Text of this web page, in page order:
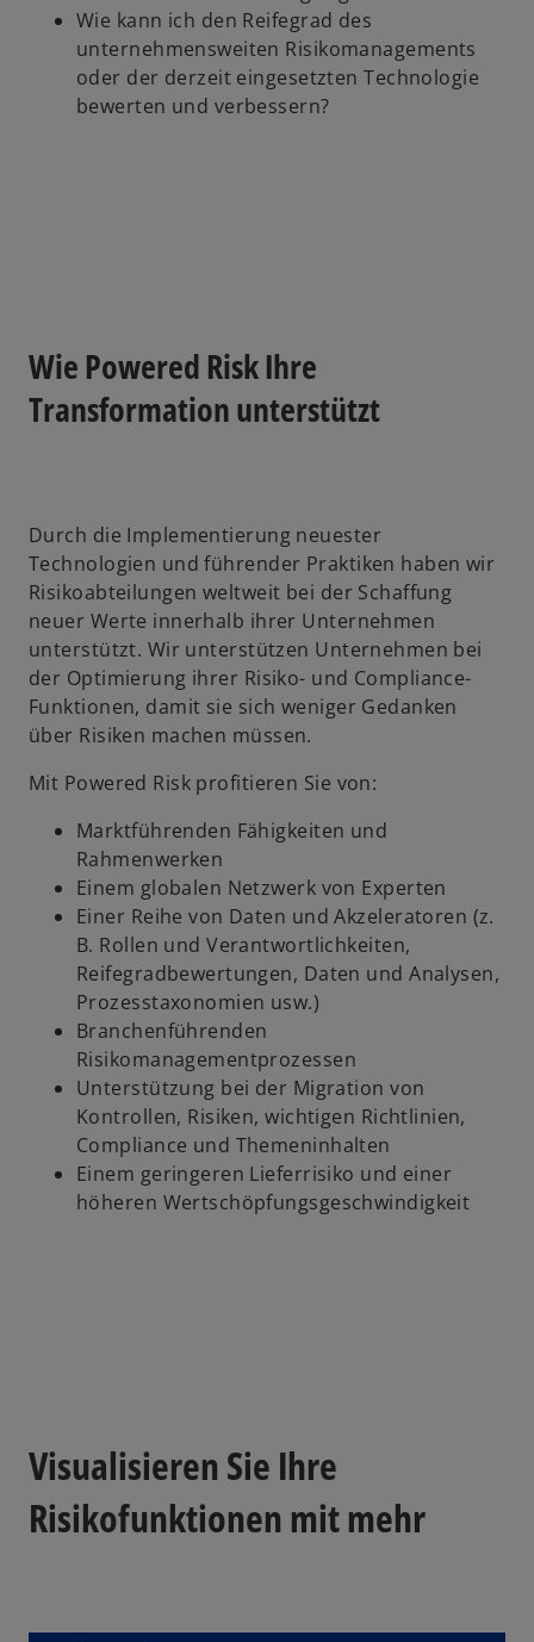
Wie kann ich den Reifegrad des
unternehmensweiten Risikomanagements
oder der derzeit eingesetzten Technologie
bewerten und verbessern?
Wie Powered Risk Ihre
Transformation unterstützt
Durch die Implementierung neuester
Technologien und führender Praktiken haben wir
Risikoabteilungen weltweit bei der Schaffung
neuer Werte innerhalb ihrer Unternehmen
unterstützt. Wir unterstützen Unternehmen bei
der Optimierung ihrer Risiko- und Compliance-
Funktionen, damit sie sich weniger Gedanken
über Risiken machen müssen.
Mit Powered Risk profitieren Sie von:
Marktführenden Fähigkeiten und
Rahmenwerken
Einem globalen Netzwerk von Experten
Einer Reihe von Daten und Akzeleratoren (z.
B. Rollen und Verantwortlichkeiten,
Reifegradbewertungen, Daten und Analysen,
Prozesstaxonomien usw.)
Branchenführenden
Risikomanagementprozessen
Unterstützung bei der Migration von
Kontrollen, Risiken, wichtigen Richtlinien,
Compliance und Themeninhalten
Einem geringeren Lieferrisiko und einer
höheren Wertschöpfungsgeschwindigkeit
Visualisieren Sie Ihre
Risikofunktionen mit mehr